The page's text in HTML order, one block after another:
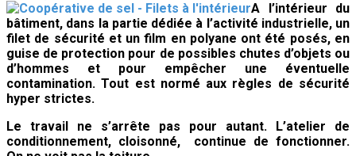
A l’intérieur du
bâtiment, dans la partie dédiée à l’activité industrielle, un
filet de sécurité et un film en polyane ont été posés, en
guise de protection pour de possibles chutes d’objets ou
d’hommes et pour empêcher une éventuelle
contamination. Tout est normé aux règles de sécurité
hyper strictes.
Le travail ne s’arrête pas pour autant. L’atelier de
conditionnement, cloisonné, continue de fonctionner.